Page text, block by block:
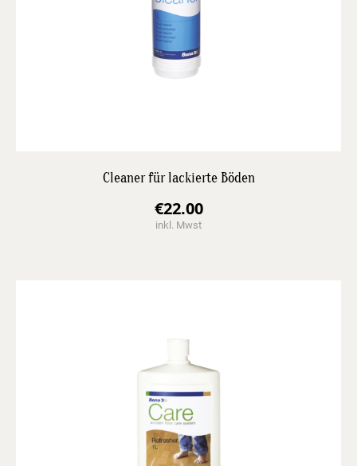
Cleaner für lackierte Böden
€22.00
inkl. Mwst